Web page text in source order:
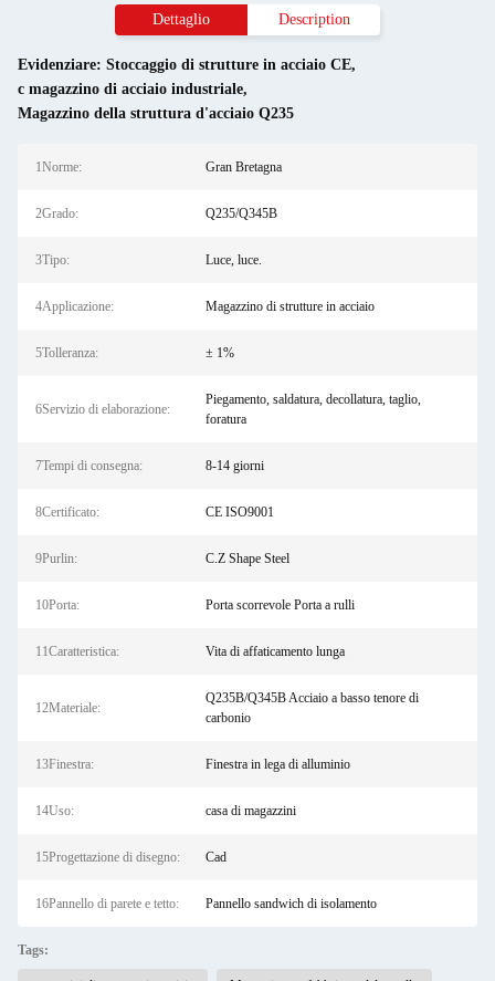
Dettaglio Description
Evidenziare: Stoccaggio di strutture in acciaio CE,
c magazzino di acciaio industriale,
Magazzino della struttura d'acciaio Q235
1Norme: Gran Bretagna
2Grado: Q235/Q345B
3Tipo: Luce, luce.
4Applicazione: Magazzino di strutture in acciaio
5Tolleranza: ± 1%
6Servizio di elaborazione:
Piegamento, saldatura, decollatura, taglio,
foratura
7Tempi di consegna: 8-14 giorni
8Certificato: CE ISO9001
9Purlin: C.Z Shape Steel
10Porta: Porta scorrevole Porta a rulli
11Caratteristica: Vita di affaticamento lunga
12Materiale:
Q235B/Q345B Acciaio a basso tenore di
carbonio
13Finestra: Finestra in lega di alluminio
14Uso: casa di magazzini
15Progettazione di disegno: Cad
16Pannello di parete e tetto: Pannello sandwich di isolamento
Tags: